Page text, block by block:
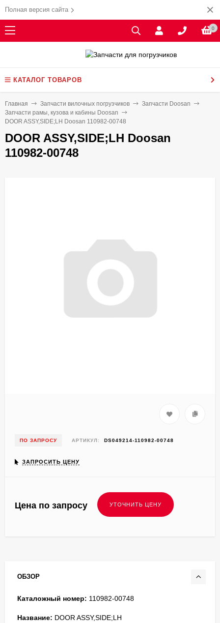
Полная версия сайта
0
КАТАЛОГ ТОВАРОВ
Главная Запчасти вилочных погрузчиков
Запчасти Doosan
Запчасти рамы, кузова и кабины Doosan
DOOR ASSY,SIDE;LH Doosan 110982-00748
DOOR ASSY,SIDE;LH Doosan
110982-00748
ПО ЗАПРОСУ АРТИКУЛ: DS049214-110982-00748
ЗАПРОСИТЬ ЦЕНУ
Цена по запросу
ОБЗОР
Каталожный номер: 110982-00748
Название: DOOR ASSY,SIDE;LH